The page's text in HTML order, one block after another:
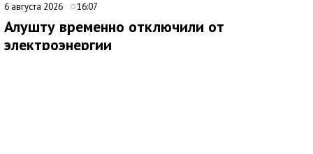
6 августа 2026 16:07
Алушту временно отключили от
электроэнергии